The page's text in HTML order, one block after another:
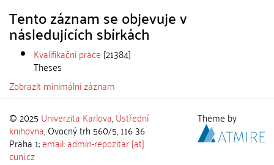
Tento záznam se objevuje v
následujících sbírkách
Kvalifikační práce [21384]
Theses
Zobrazit minimální záznam
© 2025 Univerzita Karlova,Ústřední
knihovna, Ovocný trh 560/5, 116 36
Praha 1;email: admin-repozitar [at]
cuni.cz
Theme by